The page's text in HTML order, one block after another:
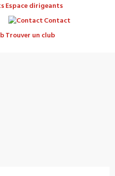
Espace dirigeants
Contact
Trouver un club